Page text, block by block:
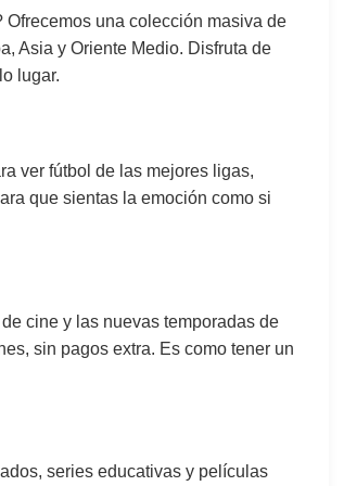
una colección masiva de
Asia y Oriente Medio. Disfruta de
lugar.
ver fútbol de las mejores ligas,
que sientas la emoción como si
cine y las nuevas temporadas de
sin pagos extra. Es como tener un
series educativas y películas